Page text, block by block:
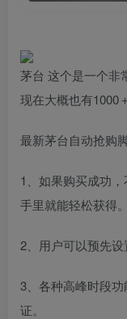
茅台 这个是一个非
现在大概也有1000
最新茅台自动抢购
1、如果购买成功
手里就能轻松获得。
2、用户可以预先设
3、各种高峰时段
证。